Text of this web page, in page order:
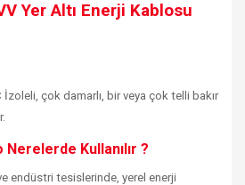
Yer Altı Enerji Kablosu
İzoleli, çok damarlı, bir veya çok telli bakır
Kullanılır ?
endüstri tesislerinde, yerel enerji